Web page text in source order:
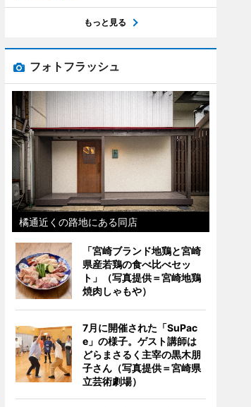
もっと見る
フォトフラッシュ
橘通近くの路地にある同店
「宮崎ブランド地鶏と宮崎
県産若鶏の食べ比べセッ
ト」（写真提供＝宮崎地鶏
焼肉しゃもや）
7月に開催された「SuPac
e」の様子。ゲスト講師は
どらまさるく主宰の黒木朋
子さん（写真提供＝宮崎県
立芸術劇場）